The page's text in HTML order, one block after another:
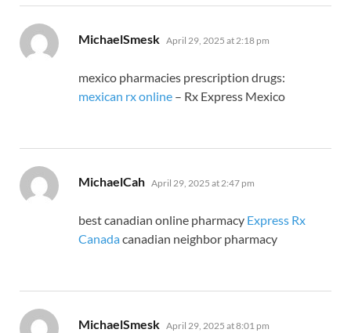
MichaelSmesk says:
April 29, 2025 at 2:18 pm
mexico pharmacies prescription drugs:
mexican rx online – Rx Express Mexico
MichaelCah says:
April 29, 2025 at 2:47 pm
best canadian online pharmacy Express Rx
Canadacanadian neighbor pharmacy
MichaelSmesk says:
April 29, 2025 at 8:01 pm